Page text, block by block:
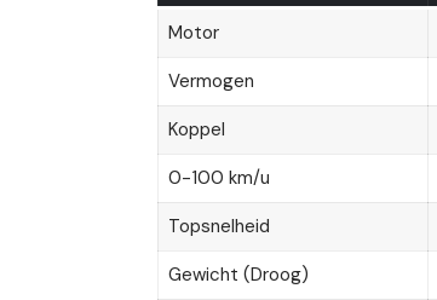
Motor
Vermogen
Koppel
0-100 km/u
Topsnelheid
Gewicht (Droog)